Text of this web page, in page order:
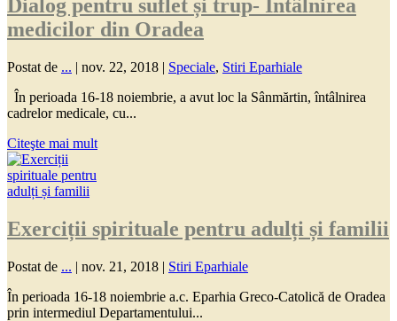
Dialog pentru suflet și trup- Întâlnirea
medicilor din Oradea
Postat de ... | nov. 22, 2018 | Speciale, Stiri Eparhiale
În perioada 16-18 noiembrie, a avut loc la Sânmărtin, întâlnirea
cadrelor medicale, cu...
Citeşte mai mult
Exerciții spirituale pentru adulți și familii
Postat de ... | nov. 21, 2018 | Stiri Eparhiale
În perioada 16-18 noiembrie a.c. Eparhia Greco-Catolică de Oradea
prin intermediul Departamentului...